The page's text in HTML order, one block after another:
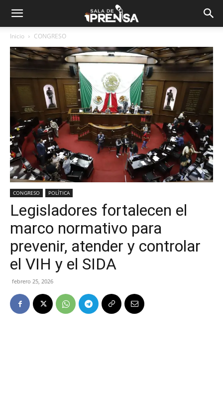
Inicio CONGRESO
CONGRESO POLÍTICA
Legisladores fortalecen el
marco normativo para
prevenir, atender y controlar
el VIH y el SIDA
febrero 25, 2026